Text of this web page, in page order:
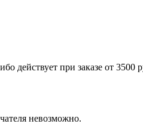
действует при заказе от
невозможно.